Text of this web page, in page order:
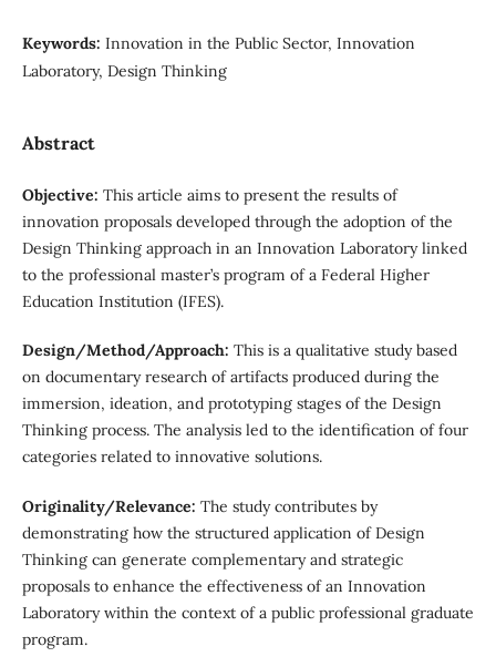
Keywords: Innovation in the Public Sector, Innovation
Laboratory, Design Thinking
Abstract
Objective: This article aims to present the results of
innovation proposals developed through the adoption of the
Design Thinking approach in an Innovation Laboratory linked
to the professional master’s program of a Federal Higher
Education Institution (IFES).
Design/Method/Approach: This is a qualitative study based
on documentary research of artifacts produced during the
immersion, ideation, and prototyping stages of the Design
Thinking process. The analysis led to the identification of four
categories related to innovative solutions.
Originality/Relevance: The study contributes by
demonstrating how the structured application of Design
Thinking can generate complementary and strategic
proposals to enhance the effectiveness of an Innovation
Laboratory within the context of a public professional graduate
program.